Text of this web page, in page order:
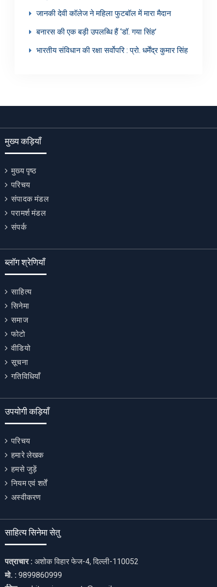
जानकी देवी कॉलेज ने महिला फुटबॉल में मारा मैदान
बनारस की एक बड़ी उपलब्धि हैं ‘डॉ. गया सिंह’
भारतीय संविधान की रक्षा सर्वोपरि : प्रो. धर्मेंद्र कुमार सिंह
मुख्य कड़ियाँ
मुख्य पृष्ठ
परिचय
संपादक मंडल
परामर्श मंडल
संपर्क
ब्लॉग श्रेणियाँ
साहित्य
सिनेमा
समाज
फोटो
वीडियो
सूचना
गतिविधियाँ
उपयोगी कड़ियाँ
परिचय
हमारे लेखक
हमसे जुड़ें
नियम एवं शर्तें
अस्वीकरण
साहित्य सिनेमा सेतु
पत्राचार : अशोक विहार फेज-4, दिल्ली-110052
मो. : 9899860999